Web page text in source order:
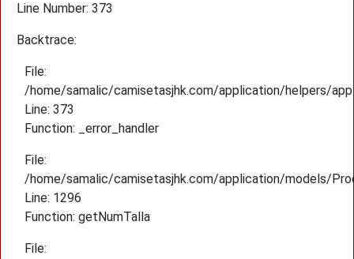
Line Number: 373
Backtrace:
File:
/home/samalic/camisetasjhk.com/application/helpers/
Line: 373
Function: _error_handler
File:
/home/samalic/camisetasjhk.com/application/models/
Line: 1296
Function: getNumTalla
File: